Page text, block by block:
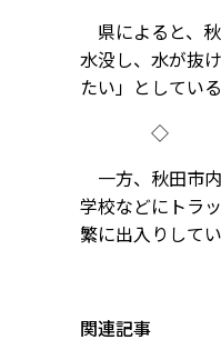
県によると、
水没し、水が抜
たい」としている
◇
一方、秋田市
学校などにトラ
繁に出入りして
関連記事